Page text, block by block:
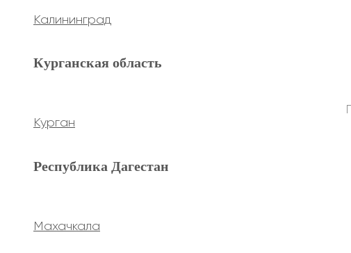
Калининград
Курганская область
Курган
Республика Дагестан
Махачкала